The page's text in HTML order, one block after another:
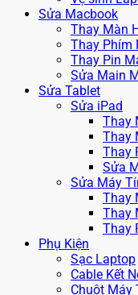
Sửa Macbook
Thay Màn
Thay Phím
Thay Pin
Sửa Main
Sửa Tablet
Sửa iPad
Thay
Thay
Thay
Sửa
Sửa Máy
Thay
Thay
Thay
Phụ Kiện
Sạc Laptop
Cable Kết
Chuột Máy